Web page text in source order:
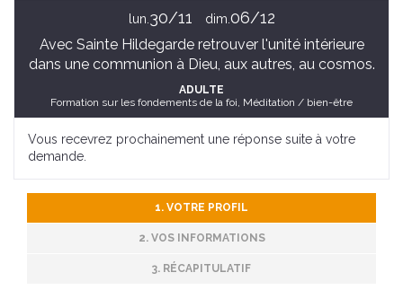
lun. 30/11 dim. 06/12
Avec Sainte Hildegarde retrouver l'unité intérieure
dans une communion à Dieu, aux autres, au cosmos.
ADULTE
Formation sur les fondements de la foi, Méditation / bien-être
Vous recevrez prochainement une réponse suite à votre
demande.
1. VOTRE PROFIL
2. VOS INFORMATIONS
3. RÉCAPITULATIF